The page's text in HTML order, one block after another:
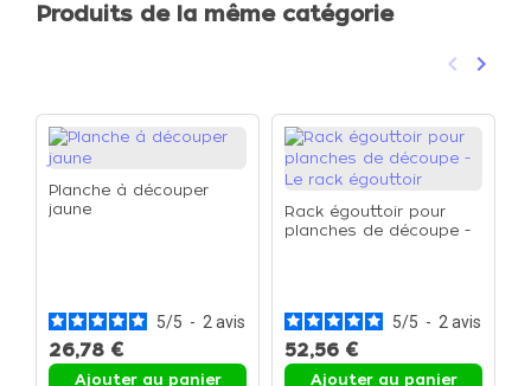
Produits de la même catégorie
Précédent
keyboard_arrow_left keyboard_arrow_right
Planche à découper
jaune
5/5 - 2 avis
26,78 €
Ajouter au panier
Rack égouttoir pour
planches de découpe -
5/5 - 2 avis
52,56 €
Ajouter au panier